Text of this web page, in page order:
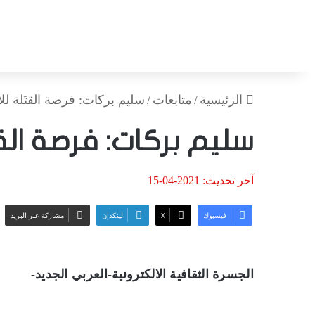
الرئيسية / متابعات / سليم بركات: فرصة القتَلة
سليم بركات: فرصة
آخر تحديث: 2021-04-15
فيسبوك ‫X لينكدإن مشاركة عبر البريد
الجسرة الثقافية الالكترونية-العربي الجديد-